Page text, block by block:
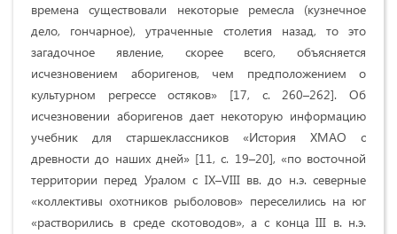
времена существовали некоторые ремесла (кузнечное
дело, гончарное), утраченные столетия назад, то это
загадочное явление, скорее всего, объясняется
исчезновением аборигенов, чем предположением о
культурном регрессе остяков» [17, с. 260–262]. Об
исчезновении аборигенов дает некоторую информацию
учебник для старшеклассников «История ХМАО с
древности до наших дней» [11, с. 19–20], «по восточной
территории перед Уралом с IХ–VIII вв. до н.э. северные
«коллективы охотников рыболовов» переселились на юг
«растворились в среде скотоводов», а с конца III в. н.э.